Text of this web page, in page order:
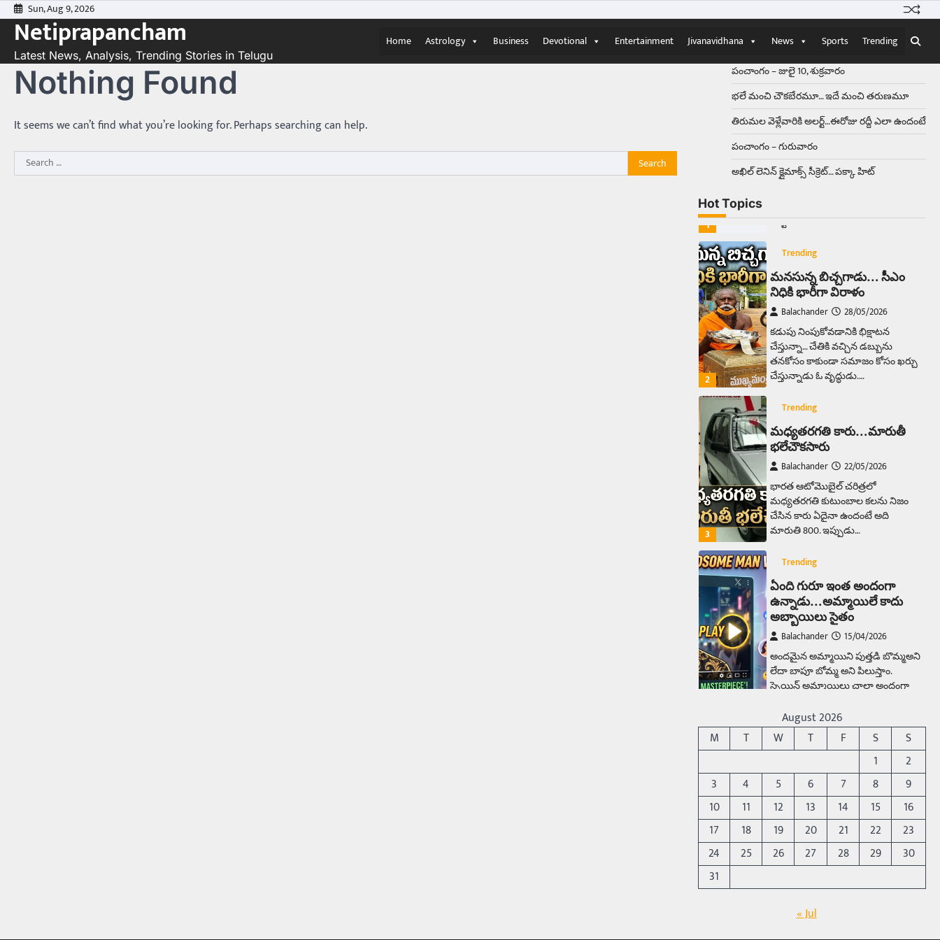
Skip
to
content
Sun, Aug 9, 2026
Netiprapancham
Latest News, Analysis, Trending Stories in Telugu
Home Astrology Business Devotional Entertainment Jivanavidhana News Sports Trending
Nothing Found
It seems we can’t find what you’re looking for. Perhaps searching can help.
Search
for:
పంచాంగం – జులై 10, శుక్రవారం
భలే మంచి చౌకబేరమూ… ఇదే మంచి తరుణమూ
తిరుమల వెళ్లేవారికి అలర్ట్‌…ఈరోజు రద్దీ ఎలా ఉందంటే
పంచాంగం – గురువారం
అఖిల్‌ లెనిన్ క్లైమాక్స్‌ సీక్రెట్‌… పక్కా హిట్‌
Hot Topics
Balachander 15/04/2026
ఉత్తర ప్రదేశ్‌లోని ఝాన్సీ జిల్లాలో ఒక
వింతైన రోడ్డు ప్రమాదం చోటుచేసుకుంది.
వేల సంఖ్యలో బీరు…
1
Trending
అక్కడ ఆదివారం బట్టలు
ఉతికితే…జైలుకే
Balachander
13/06/2026
ఆదివారం వచ్చిందంటే చాలు
‘బట్టలు ఉతకడం’. వారం…
2
Trending
మనసున్న బిచ్చగాడు… సీఎం
నిధికి భారీగా విరాళం
Balachander
28/05/2026
కడుపు నింపుకోవడానికి భిక్షాటన
చేస్తున్నా… చేతికి వచ్చిన డబ్బును
తనకోసం కాకుండా సమాజం కోసం ఖర్చు
చేస్తున్నాడు ఓ వృద్ధుడు.…
3
Trending
మధ్యతరగతి కారు…మారుతీ
భలేచౌకసారు
Balachander
22/05/2026
భారత ఆటోమొబైల్ చరిత్రలో
మధ్యతరగతి కుటుంబాల కలను నిజం
చేసిన కారు ఏదైనా ఉందంటే అది
మారుతి 800. ఇప్పుడు…
Trending
ఏంది గురూ ఇంత అందంగా
ఉన్నాడు…అమ్మాయిలే కాదు
అబ్బాయిలు సైతం
Balachander
15/04/2026
అందమైన అమ్మాయిని పుత్తడి బొమ్మఅని
లేదా బాపూ బోమ్మ అని పిలుస్తాం.
స్పెయిన్‌ అమ్మాయిలు చాలా అందంగా
5
Trending
రోడ్డుపై ఏరులై పారిన బీర్లు…
ఘాటుతో మండుతున్న నోర్లు
Balachander
15/04/2026
ఉత్తర ప్రదేశ్‌లోని ఝాన్సీ జిల్లాలో ఒక
వింతైన రోడ్డు ప్రమాదం చోటుచేసుకుంది.
ఝాన్సీ–కాన్పూర్ జాతీయ రహదారిపై
వేల సంఖ్యలో బీరు…
Trending
అక్కడ ఆదివారం బట్టలు
August 2026
M
T W T F S
S
1
2
3
4 5 6 7 8
9
10
11 12 13 14 15
16
17
18 19 20 21 22
23
24
25 26 27 28 29
30
31
« Jul